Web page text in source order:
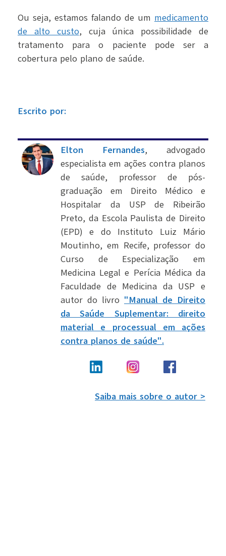
Ou seja, estamos falando de um medicamento
de alto custo, cuja única possibilidade de
tratamento para o paciente pode ser a
cobertura pelo plano de saúde.
Escrito por:
Elton Fernandes, advogado
especialista em ações contra planos
de saúde, professor de pós-
graduação em Direito Médico e
Hospitalar da USP de Ribeirão
Preto, da Escola Paulista de Direito
(EPD) e do Instituto Luiz Mário
Moutinho, em Recife, professor do
Curso de Especialização em
Medicina Legal e Perícia Médica da
Faculdade de Medicina da USP e
autor do livro "Manual de Direito
da Saúde Suplementar: direito
material e processual em ações
contra planos de saúde".
Saiba mais sobre o autor >